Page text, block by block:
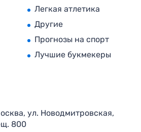
Легкая атлетика
Другие
Прогнозы на спорт
Лучшие букмекеры
ул. Новодмитровская,
800